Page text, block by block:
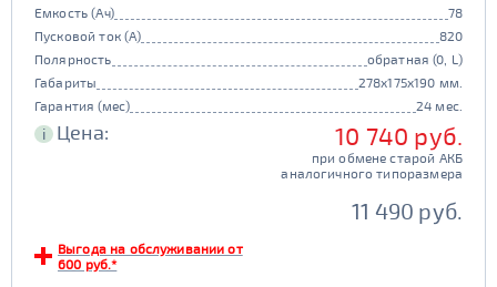
Емкость (Ач)
78
Пусковой ток (А)
820
Полярность
обратная (0, L)
Габариты
278x175x190 мм.
Гарантия (мес)
24 мес.
i Цена: 10 740 руб.
при обмене старой АКБ
аналогичного типоразмера
11 490 руб.
Выгода на обслуживании от
600 руб.*